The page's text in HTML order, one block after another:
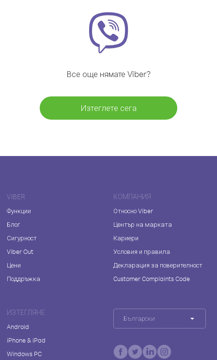
Все още нямате Viber?
Изтеглете сега
VIBER
Функции
Блог
Сигурност
Viber Out
Цени
Поддръжка
КОМПАНИЯ
Относно Viber
Център на марката
Кариери
Условия и правила
Декларация за поверителност
Customer Complaints Code
ИЗТЕГЛЯНЕ
Android
iPhone & iPad
Windows PC
Български